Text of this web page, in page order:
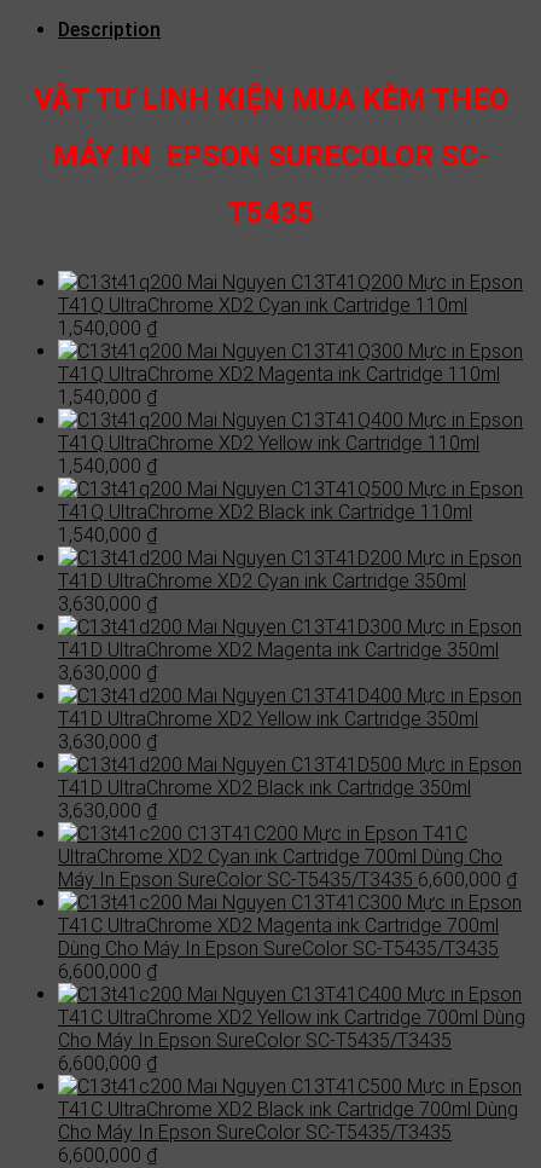
Description
VẬT TƯ LINH KIỆN MUA KÈM THEO
MÁY IN EPSON SURECOLOR SC-
T5435
C13T41Q200 Mực in Epson
T41Q UltraChrome XD2 Cyan ink Cartridge 110ml
1,540,000 ₫
C13T41Q300 Mực in Epson
T41Q UltraChrome XD2 Magenta ink Cartridge 110ml
1,540,000 ₫
C13T41Q400 Mực in Epson
T41Q UltraChrome XD2 Yellow ink Cartridge 110ml
1,540,000 ₫
C13T41Q500 Mực in Epson
T41Q UltraChrome XD2 Black ink Cartridge 110ml
1,540,000 ₫
C13T41D200 Mực in Epson
T41D UltraChrome XD2 Cyan ink Cartridge 350ml
3,630,000 ₫
C13T41D300 Mực in Epson
T41D UltraChrome XD2 Magenta ink Cartridge 350ml
3,630,000 ₫
C13T41D400 Mực in Epson
T41D UltraChrome XD2 Yellow ink Cartridge 350ml
3,630,000 ₫
C13T41D500 Mực in Epson
T41D UltraChrome XD2 Black ink Cartridge 350ml
3,630,000 ₫
C13T41C200 Mực in Epson T41C
UltraChrome XD2 Cyan ink Cartridge 700ml Dùng Cho
Máy In Epson SureColor SC-T5435/T3435 6,600,000 ₫
C13T41C300 Mực in Epson
T41C UltraChrome XD2 Magenta ink Cartridge 700ml
Dùng Cho Máy In Epson SureColor SC-T5435/T3435
6,600,000 ₫
C13T41C400 Mực in Epson
T41C UltraChrome XD2 Yellow ink Cartridge 700ml Dùng
Cho Máy In Epson SureColor SC-T5435/T3435
6,600,000 ₫
C13T41C500 Mực in Epson
T41C UltraChrome XD2 Black ink Cartridge 700ml Dùng
Cho Máy In Epson SureColor SC-T5435/T3435
6,600,000 ₫